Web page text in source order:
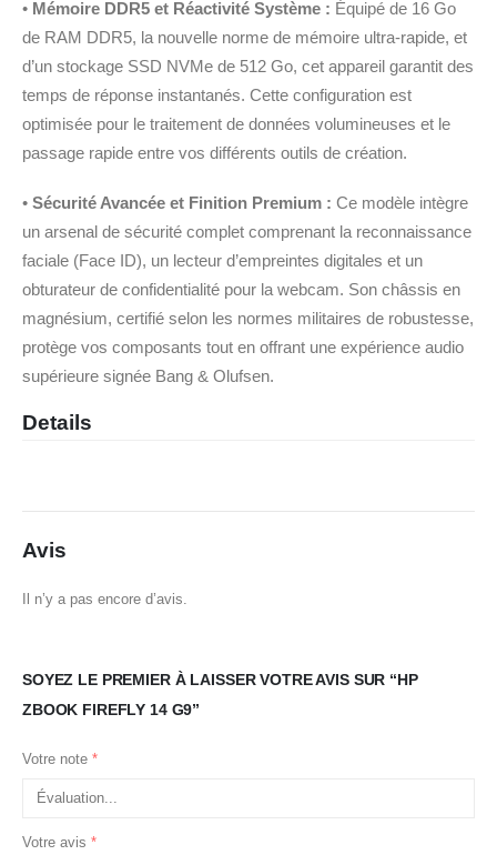
• Mémoire DDR5 et Réactivité Système : Équipé de 16 Go
de RAM DDR5, la nouvelle norme de mémoire ultra-rapide, et
d’un stockage SSD NVMe de 512 Go, cet appareil garantit des
temps de réponse instantanés. Cette configuration est
optimisée pour le traitement de données volumineuses et le
passage rapide entre vos différents outils de création.
• Sécurité Avancée et Finition Premium : Ce modèle intègre
un arsenal de sécurité complet comprenant la reconnaissance
faciale (Face ID), un lecteur d’empreintes digitales et un
obturateur de confidentialité pour la webcam. Son châssis en
magnésium, certifié selon les normes militaires de robustesse,
protège vos composants tout en offrant une expérience audio
supérieure signée Bang & Olufsen.
Details
Avis
Il n’y a pas encore d’avis.
SOYEZ LE PREMIER À LAISSER VOTRE AVIS SUR “HP
ZBOOK FIREFLY 14 G9”
Votre note *
Votre avis *